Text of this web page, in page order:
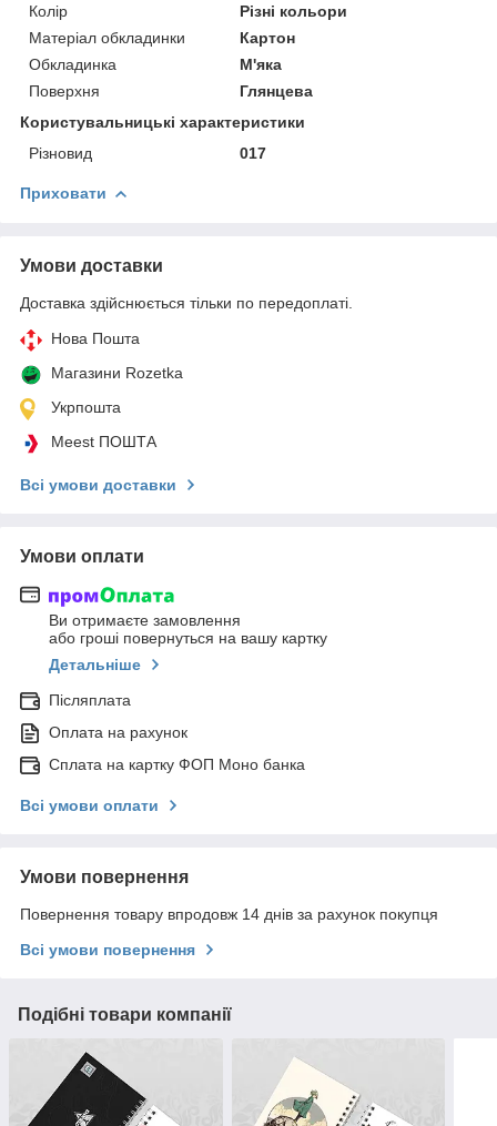
Колір
Різні кольори
Матеріал обкладинки
Картон
Обкладинка
М'яка
Поверхня
Глянцева
Користувальницькі характеристики
Різновид
017
Приховати
Умови доставки
Доставка здійснюється тільки по передоплаті.
Нова Пошта
Магазини Rozetka
Укрпошта
Meest ПОШТА
Всі умови доставки
Умови оплати
Ви отримаєте замовлення
або гроші повернуться на вашу картку
Детальніше
Післяплата
Оплата на рахунок
Сплата на картку ФОП Моно банка
Всі умови оплати
Умови повернення
Повернення товару впродовж 14 днів за рахунок покупця
Всі умови повернення
Подібні товари компанії